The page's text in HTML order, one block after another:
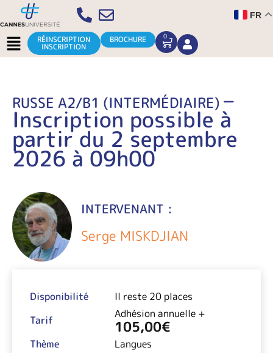
Aller
au
contenu
FR
Menu RÉINSCRIPTION
INSCRIPTION
BROCHURE 0
CART
RUSSE A2/B1 (INTERMÉDIAIRE) –
Inscription possible à
partir du 2 septembre
2026 à 09h00
INTERVENANT :
Serge MISKDJIAN
Disponibilité
Il reste 20 places
Tarif
Adhésion annuelle +
105,00€
Thème
Langues